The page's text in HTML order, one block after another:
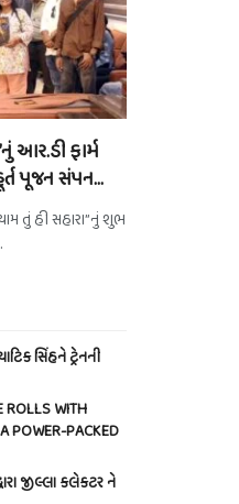
આર.ડી ફાર્મ
પૂજન સંપન…
તું હી સહારા”નું શુભ
સિંહને ટ્રેનની
ROLLS WITH
POWER-PACKED
જીલ્લા કલેકટર ને